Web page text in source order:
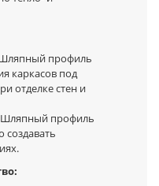
профиль
каркасов под
отделке стен и
Шляпный профиль
создавать